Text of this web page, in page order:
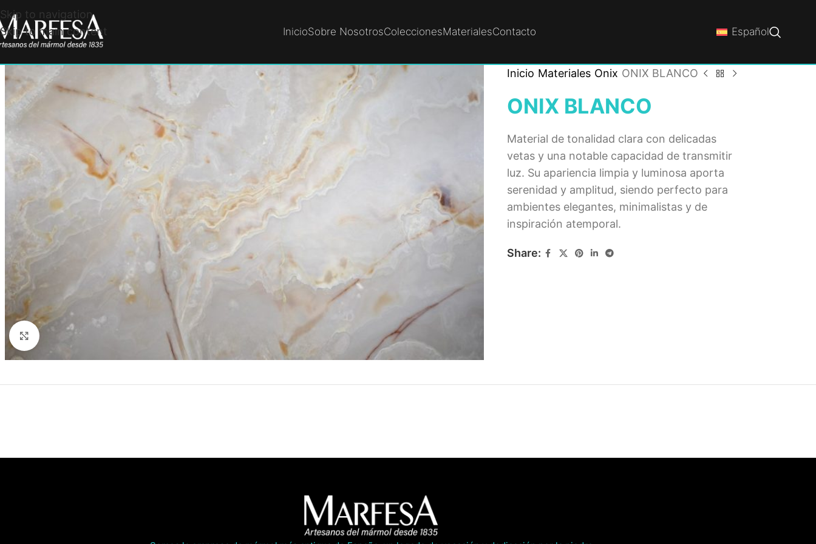
Skip to navigation
Skip to main content
InicioSobre NosotrosColeccionesMaterialesContacto Español
Click to enlarge
Inicio Materiales Onix ONIX BLANCO
ONIX BLANCO
Material de tonalidad clara con delicadas
vetas y una notable capacidad de transmitir
luz. Su apariencia limpia y luminosa aporta
serenidad y amplitud, siendo perfecto para
ambientes elegantes, minimalistas y de
inspiración atemporal.
Share: